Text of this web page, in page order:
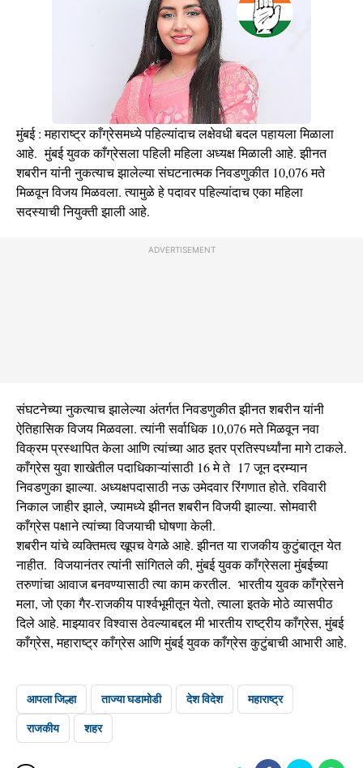
मुंबई : महाराष्ट्र काँग्रेसमध्ये पहिल्यांदाच लक्षेवधी बदल पहायला मिळाला
आहे. मुंबई युवक काँग्रेसला पहिली महिला अध्यक्ष मिळाली आहे. झीनत
शबरीन यांनी नुकत्याच झालेल्या संघटनात्मक निवडणुकीत 10,076 मते
मिळवून विजय मिळवला. त्यामुळे हे पदावर पहिल्यांदाच एका महिला
सदस्याची नियुक्ती झाली आहे.
ADVERTISEMENT
संघटनेच्या नुकत्याच झालेल्या अंतर्गत निवडणुकीत झीनत शबरीन यांनी
ऐतिहासिक विजय मिळवला. त्यांनी सर्वाधिक 10,076 मते मिळवून नवा
विक्रम प्रस्थापित केला आणि त्यांच्या आठ इतर प्रतिस्पर्ध्यांना मागे टाकले.
काँग्रेस युवा शाखेतील पदाधिकाऱ्यांसाठी 16 मे ते 17 जून दरम्यान
निवडणुका झाल्या. अध्यक्षपदासाठी नऊ उमेदवार रिंगणात होते. रविवारी
निकाल जाहीर झाले, ज्यामध्ये झीनत शबरीन विजयी झाल्या. सोमवारी
काँग्रेस पक्षाने त्यांच्या विजयाची घोषणा केली.
शबरीन यांचे व्यक्तिमत्व खूपच वेगळे आहे. झीनत या राजकीय कुटुंबातून येत
नाहीत. विजयानंतर त्यांनी सांगितले की, मुंबई युवक काँग्रेसला मुंबईच्या
तरुणांचा आवाज बनवण्यासाठी त्या काम करतील. भारतीय युवक काँग्रेसने
मला, जो एका गैर-राजकीय पार्श्वभूमीतून येतो, त्याला इतके मोठे व्यासपीठ
दिले आहे. माझ्यावर विश्वास ठेवल्याबद्दल मी भारतीय राष्ट्रीय काँग्रेस, मुंबई
काँग्रेस, महाराष्ट्र काँग्रेस आणि मुंबई युवक काँग्रेस कुटुंबाची आभारी आहे.
आपला जिल्हा ताज्या घडामोडी देश विदेश महाराष्ट्र
राजकीय शहर